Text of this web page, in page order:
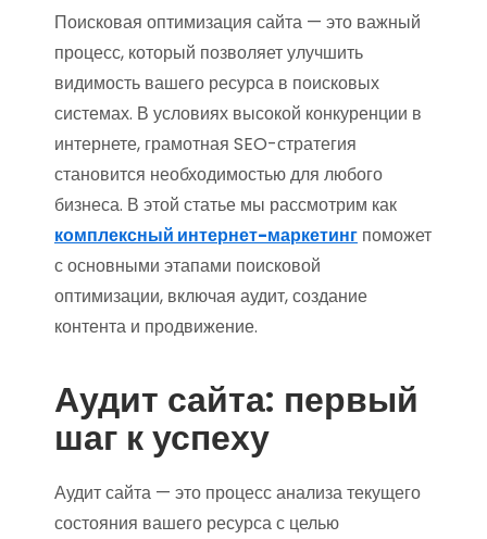
Поисковая оптимизация сайта — это важный
процесс, который позволяет улучшить
видимость вашего ресурса в поисковых
системах. В условиях высокой конкуренции в
интернете, грамотная SEO-стратегия
становится необходимостью для любого
бизнеса. В этой статье мы рассмотрим как
комплексный интернет-маркетинг поможет
с основными этапами поисковой
оптимизации, включая аудит, создание
контента и продвижение.
Аудит сайта: первый
шаг к успеху
Аудит сайта — это процесс анализа текущего
состояния вашего ресурса с целью